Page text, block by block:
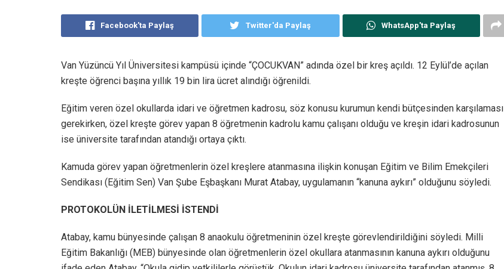
Facebook'ta Paylaş Twitter'da Paylaş WhatsApp'ta Paylaş
Van Yüzüncü Yıl Üniversitesi kampüsü içinde “ÇOCUKVAN” adında özel bir kreş açıldı. 12 Eylül’de açılan
kreşte öğrenci başına yıllık 19 bin lira ücret alındığı öğrenildi.
Eğitim veren özel okullarda idari ve öğretmen kadrosu, söz konusu kurumun kendi bütçesinden karşılaması
gerekirken, özel kreşte görev yapan 8 öğretmenin kadrolu kamu çalışanı olduğu ve kreşin idari kadrosunun
ise üniversite tarafından atandığı ortaya çıktı.
Kamuda görev yapan öğretmenlerin özel kreşlere atanmasına ilişkin konuşan Eğitim ve Bilim Emekçileri
Sendikası (Eğitim Sen) Van Şube Eşbaşkanı Murat Atabay, uygulamanın “kanuna aykırı” olduğunu söyledi.
PROTOKOLÜN İLETİLMESİ İSTENDİ
Atabay, kamu bünyesinde çalışan 8 anaokulu öğretmeninin özel kreşte görevlendirildiğini söyledi. Milli
Eğitim Bakanlığı (MEB) bünyesinde olan öğretmenlerin özel okullara atanmasının kanuna aykırı olduğunu